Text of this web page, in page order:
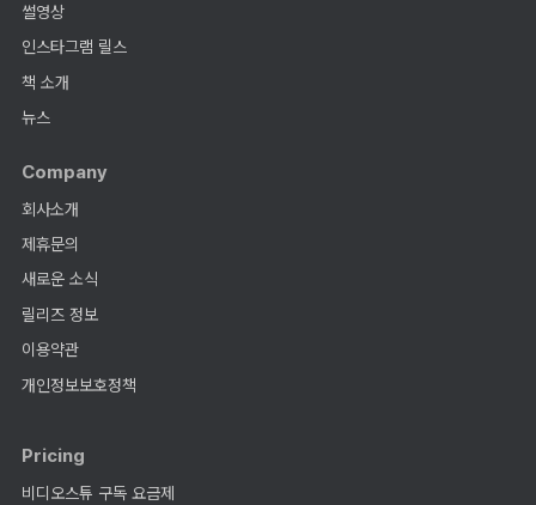
썰영상
인스타그램 릴스
책 소개
뉴스
Company
회사소개
제휴문의
새로운 소식
릴리즈 정보
이용약관
개인정보보호정책
Pricing
비디오스튜 구독 요금제